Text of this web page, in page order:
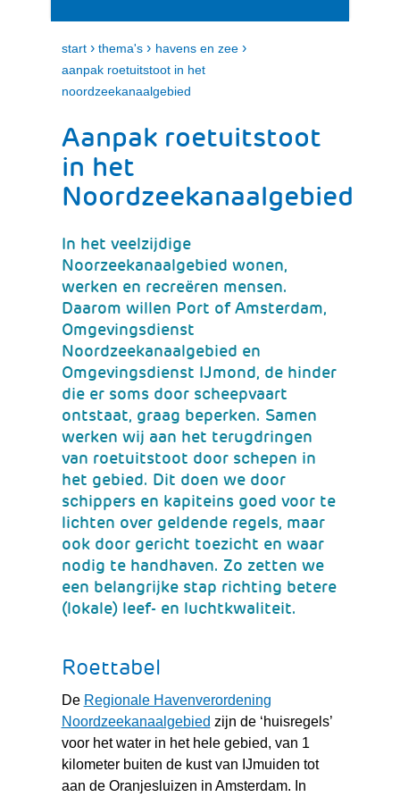
e
n
t
k
l
a
p
e
n
start › thema's › havens en zee ›
aanpak roetuitstoot in het
noordzeekanaalgebied
Aanpak roetuitstoot
in het
Noordzeekanaalgebied
In het veelzijdige
Noorzeekanaalgebied wonen,
werken en recreëren mensen.
Daarom willen Port of Amsterdam,
Omgevingsdienst
Noordzeekanaalgebied en
Omgevingsdienst IJmond, de hinder
die er soms door scheepvaart
ontstaat, graag beperken. Samen
werken wij aan het terugdringen
van roetuitstoot door schepen in
het gebied. Dit doen we door
schippers en kapiteins goed voor te
lichten over geldende regels, maar
ook door gericht toezicht en waar
nodig te handhaven. Zo zetten we
een belangrijke stap richting betere
(lokale) leef- en luchtkwaliteit.
Roettabel
De Regionale Havenverordening
Noordzeekanaalgebied(verwijst
naar
een
andere
zijn de ‘huisregels’
voor het water in het hele gebied, van 1
kilometer buiten de kust van IJmuiden tot
aan de Oranjesluizen in Amsterdam. In